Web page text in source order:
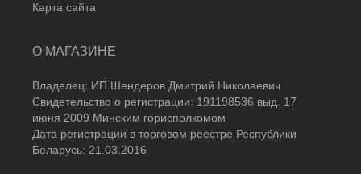
Карта сайта
О МАГАЗИНЕ
Владелец: ИП Шендеров Дмитрий Николаевич
Свидетельство о регистрации: 191198536 выд. 17
июня 2009 Минским горисполкомом
Дата регистрации в торговом реестре Республики
Беларусь: 21.03.2016